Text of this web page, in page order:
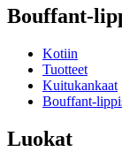
Bouffant-
Kotiin
Tuotteet
Kuitukankaat
Bouffant-
Luokat